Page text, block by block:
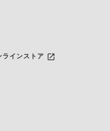
ラインストア launch